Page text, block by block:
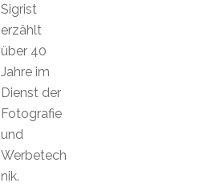
Sigrist
erzählt
über 40
Jahre im
Dienst der
Fotografie
und
Werbetech
nik.